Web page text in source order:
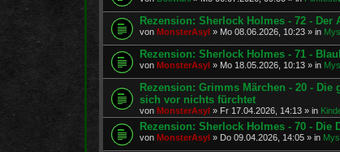
Rezension: Sherlock Holmes - 72 -
von MonsterAsyl » Mo 08.06.2026, 10:23 » in
Rezension: Sherlock Holmes - 71 -
von MonsterAsyl » Mo 18.05.2026, 10:13 » in
Rezension: Grimms Märchen - 20 -
sich vor nichts fürchtet
von MonsterAsyl » Fr 17.04.2026, 14:13 » in
Rezension: Sherlock Holmes - 70 - Die
von MonsterAsyl » Do 09.04.2026, 14:05 » in